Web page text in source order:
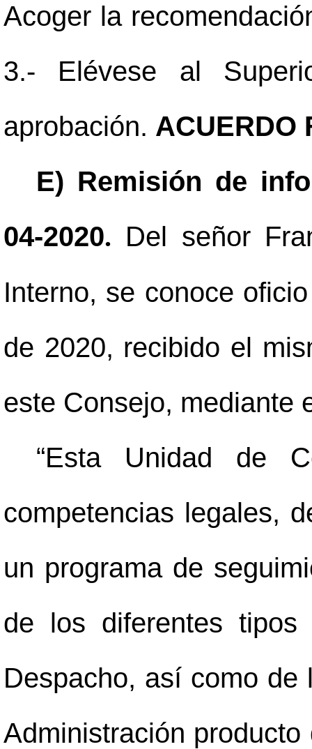
Acoger la
3.- Elévese al
aprobación. ACUERDO
E) Remisión de
04-2020. Del señor
Interno, se conoce
de 2020, recibido el
este Consejo, mediante
“Esta Unidad de
competencias legales,
un programa de
de los diferentes
Despacho, así como de
Administración